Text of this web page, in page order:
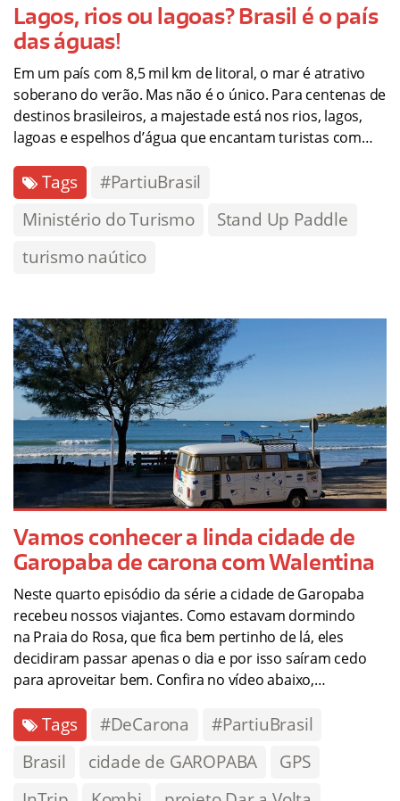
Lagos, rios ou lagoas? Brasil é o país
das águas!
Em um país com 8,5 mil km de litoral, o mar é atrativo
soberano do verão. Mas não é o único. Para centenas de
destinos brasileiros, a majestade está nos rios, lagos,
lagoas e espelhos d’água que encantam turistas com…
Tags
#PartiuBrasil
Ministério do Turismo
Stand Up Paddle
turismo naútico
Vamos conhecer a linda cidade de
Garopaba de carona com Walentina
Neste quarto episódio da série a cidade de Garopaba
recebeu nossos viajantes. Como estavam dormindo
na Praia do Rosa, que fica bem pertinho de lá, eles
decidiram passar apenas o dia e por isso saíram cedo
para aproveitar bem. Confira no vídeo abaixo,…
Tags #DeCarona
#PartiuBrasil
Brasil
cidade de GAROPABA
GPS